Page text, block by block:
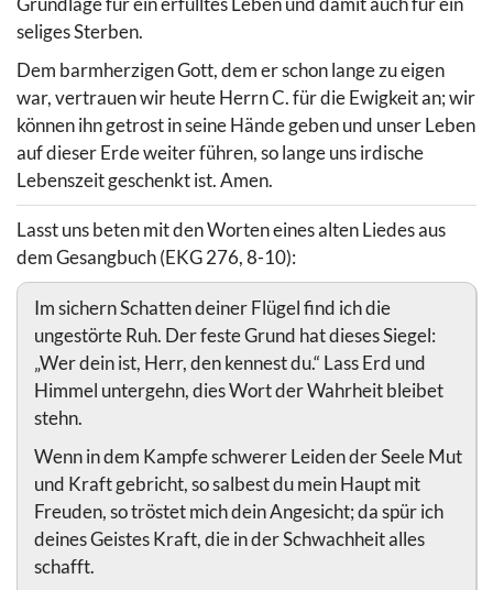
seliges Sterben.
Dem barmherzigen Gott, dem er schon lange zu eigen
war, vertrauen wir heute Herrn C. für die Ewigkeit an; wir
können ihn getrost in seine Hände geben und unser Leben
auf dieser Erde weiter führen, so lange uns irdische
Lebenszeit geschenkt ist. Amen.
Lasst uns beten mit den Worten eines alten Liedes aus
dem Gesangbuch (EKG 276, 8-10):
Im sichern Schatten deiner Flügel find ich die
ungestörte Ruh. Der feste Grund hat dieses Siegel:
„Wer dein ist, Herr, den kennest du.“ Lass Erd und
Himmel untergehn, dies Wort der Wahrheit bleibet
stehn.
Wenn in dem Kampfe schwerer Leiden der Seele Mut
und Kraft gebricht, so salbest du mein Haupt mit
Freuden, so tröstet mich dein Angesicht; da spür ich
deines Geistes Kraft, die in der Schwachheit alles
schafft.